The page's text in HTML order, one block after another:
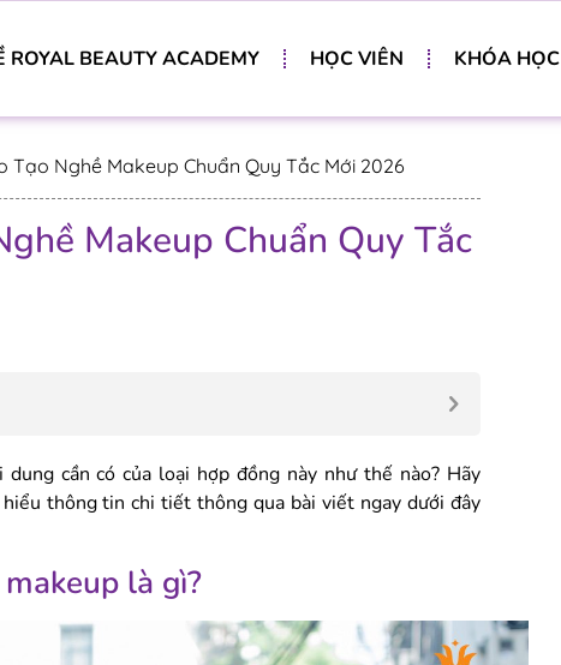
ROYAL BEAUTY ACADEMY HỌC VIÊN KHÓA HỌC
Nghề Makeup Chuẩn Quy Tắc Mới 2026
Makeup Chuẩn Quy Tắc
cần có của loại hợp đồng này như thế nào? Hãy
thông tin chi tiết thông qua bài viết ngay dưới đây
là gì?